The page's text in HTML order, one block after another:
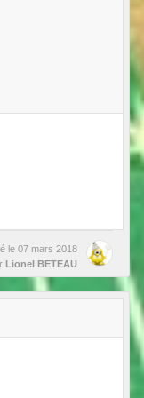
le 07 mars 2018
Lionel BETEAU